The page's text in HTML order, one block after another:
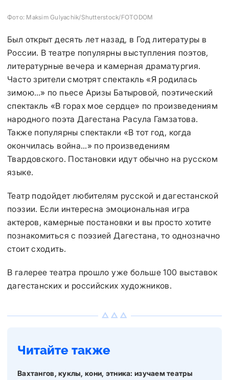
Фото: Maksim Gulyachik/Shutterstock/FOTODOM
Был открыт десять лет назад, в Год литературы в
России. В театре популярны выступления поэтов,
литературные вечера и камерная драматургия.
Часто зрители смотрят спектакль «Я родилась
зимою…» по пьесе Аризы Батыровой, поэтический
спектакль «В горах мое сердце» по произведениям
народного поэта Дагестана Расула Гамзатова.
Также популярны спектакли «В тот год, когда
окончилась война…» по произведениям
Твардовского. Постановки идут обычно на русском
языке.
Театр подойдет любителям русской и дагестанской
поэзии. Если интересна эмоциональная игра
актеров, камерные постановки и вы просто хотите
познакомиться с поэзией Дагестана, то однозначно
стоит сходить.
В галерее театра прошло уже больше 100 выставок
дагестанских и российских художников.
Читайте также
Вахтангов, куклы, кони, этника: изучаем театры